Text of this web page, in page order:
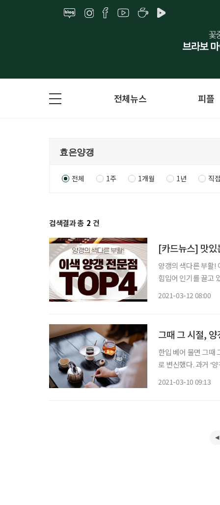
전체뉴스 피플
전체 1주 1개월 1년 직
검색결과 총 2 건
[카드뉴스] 맛
양갱의 색다른 부활!
힘입어 인기를 끌고
2021-03-12 08:00
그때 그 시절,
한입 베어 물면 그때
로 변신했다. 과거 ‘
2021-03-10 09:13